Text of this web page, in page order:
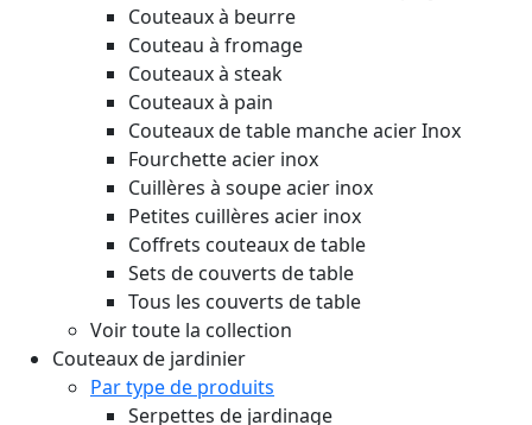
Couteaux à beurre
Couteau à fromage
Couteaux à steak
Couteaux à pain
Couteaux de table manche acier Inox
Fourchette acier inox
Cuillères à soupe acier inox
Petites cuillères acier inox
Coffrets couteaux de table
Sets de couverts de table
Tous les couverts de table
Voir toute la collection
Couteaux de jardinier
Par type de produits
Serpettes de jardinage